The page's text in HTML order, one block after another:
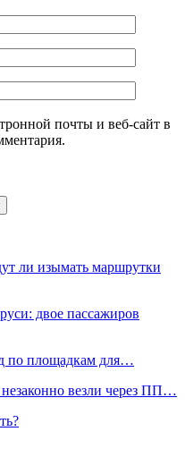
почты и веб-сайт в
ли изымать маршрутки
двое пассажиров
по площадкам для…
везли через ПП…